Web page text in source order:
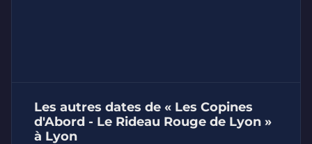
Les autres dates de « Les Copines
d'Abord - Le Rideau Rouge de Lyon »
à Lyon